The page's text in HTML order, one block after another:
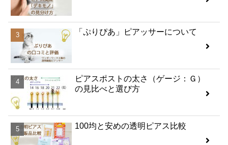
「ぷりぴあ」ピアッサーについて
ピアスポストの太さ（ゲージ：Ｇ）
の見比べと選び方
100均と安めの透明ピアス比較